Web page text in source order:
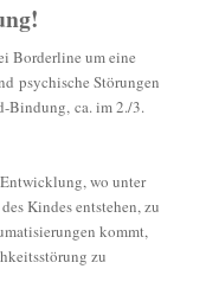
Borderline um eine
psychische Störungen
Bindung, ca. im 2./3.
Entwicklung, wo unter
Kindes entstehen, zu
kommt,
zu